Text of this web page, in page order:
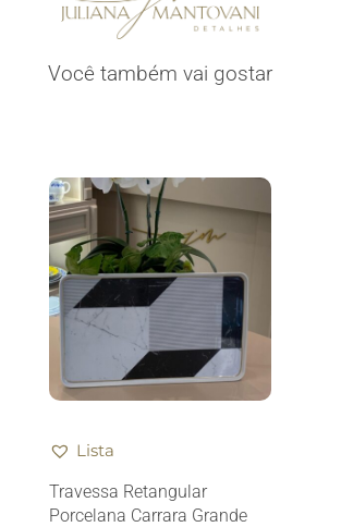
Você também vai gostar
Lista
Travessa Retangular
Porcelana Carrara Grande